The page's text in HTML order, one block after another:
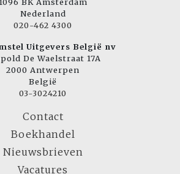
Nederland
020-462 4300
Uitgevers België nv
De Waelstraat 17A
2000 Antwerpen
België
03-3024210
Contact
Boekhandel
Nieuwsbrieven
Vacatures